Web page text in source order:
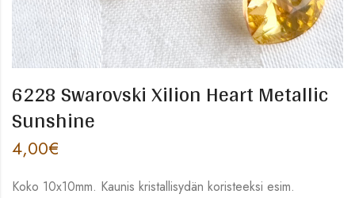
6228 Swarovski Xilion Heart Metallic
Sunshine
4,00€
Koko 10x10mm. Kaunis kristallisydän koristeeksi esim.